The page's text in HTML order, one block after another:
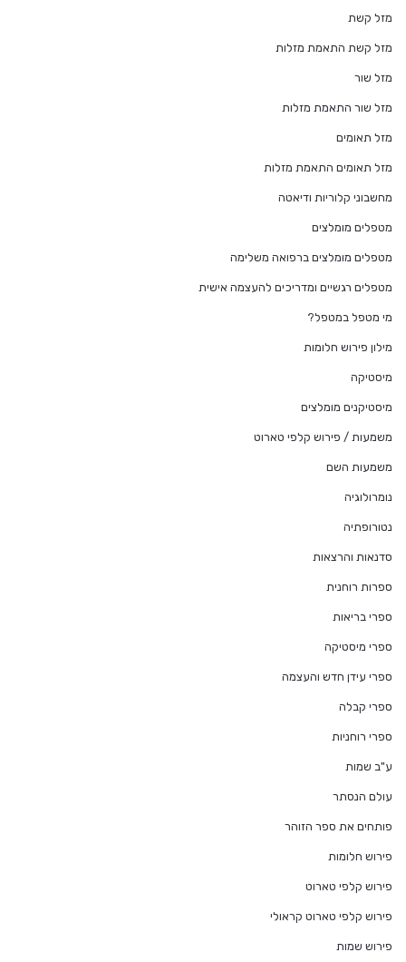
מזל קשת
מזל קשת התאמת מזלות
מזל שור
מזל שור התאמת מזלות
מזל תאומים
מזל תאומים התאמת מזלות
מחשבוני קלוריות ודיאטה
מטפלים מומלצים
מטפלים מומלצים ברפואה משלימה
מטפלים רגשיים ומדריכים להעצמה אישית
מי מטפל במטפל?
מילון פירוש חלומות
מיסטיקה
מיסטיקנים מומלצים
משמעות / פירוש קלפי טארוט
משמעות השם
נומרולוגיה
נטורופתיה
סדנאות והרצאות
ספרות רוחנית
ספרי בריאות
ספרי מיסטיקה
ספרי עידן חדש והעצמה
ספרי קבלה
ספרי רוחניות
ע"ב שמות
עולם הנסתר
פותחים את ספר הזוהר
פירוש חלומות
פירוש קלפי טארוט
פירוש קלפי טארוט קראולי
פירוש שמות